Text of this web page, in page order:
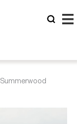
Summerwood